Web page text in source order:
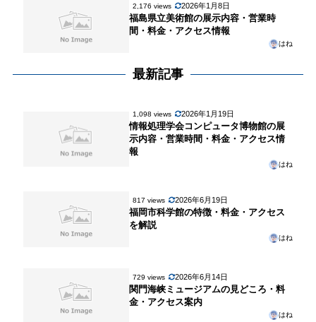
2,176 views 2026年1月8日
福島県立美術館の展示内容・営業時
間・料金・アクセス情報
はね
最新記事
1,098 views 2026年1月19日
情報処理学会コンピュータ博物館の展
示内容・営業時間・料金・アクセス情
報
はね
817 views 2026年6月19日
福岡市科学館の特徴・料金・アクセス
を解説
はね
729 views 2026年6月14日
関門海峡ミュージアムの見どころ・料
金・アクセス案内
はね